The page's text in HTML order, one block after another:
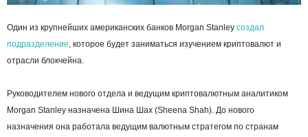
Один из крупнейших американских банков Morgan Stanley создал
подразделение , которое будет заниматься изучением криптовалют и
отрасли блокчейна.
Руководителем нового отдела и ведущим криптовалютным аналитиком
Morgan Stanley назначена Шина Шах (Sheena Shah). До нового
назначения она работала ведущим валютным стратегом по странам